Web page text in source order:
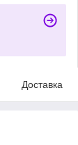
Доставка